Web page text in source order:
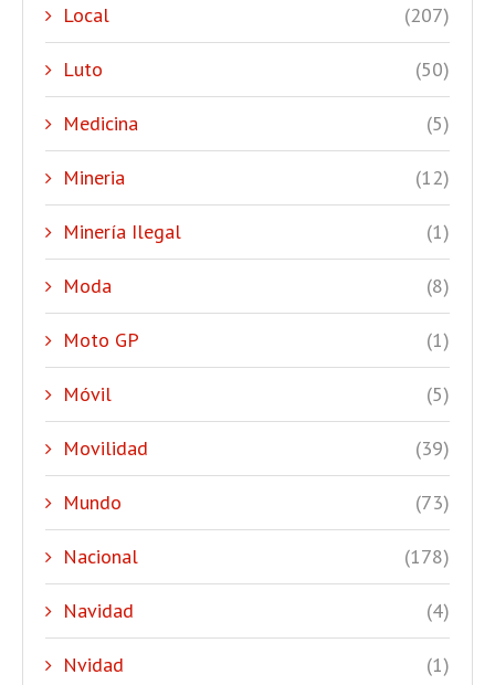
Local (207)
Luto (50)
Medicina (5)
Mineria (12)
Minería Ilegal (1)
Moda (8)
Moto GP (1)
Móvil (5)
Movilidad (39)
Mundo (73)
Nacional (178)
Navidad (4)
Nvidad (1)